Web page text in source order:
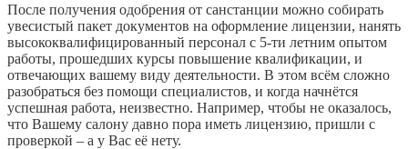
После получения одобрения от санстанции можно собирать
увесистый пакет документов на оформление лицензии, нанять
высококвалифицированный персонал с 5-ти летним опытом
работы, прошедших курсы повышение квалификации, и
отвечающих вашему виду деятельности. В этом всём сложно
разобраться без помощи специалистов, и когда начнётся
успешная работа, неизвестно. Например, чтобы не оказалось,
что Вашему салону давно пора иметь лицензию, пришли с
проверкой – а у Вас её нету.